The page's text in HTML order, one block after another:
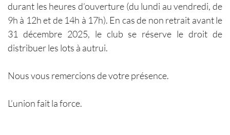
durant les heures d’ouverture (du lundi au vendredi, de
9h à 12h et de 14h à 17h). En cas de non retrait avant le
31 décembre 2025, le club se réserve le droit de
distribuer les lots à autrui.
Nous vous remercions de votre présence.
L’union fait la force.